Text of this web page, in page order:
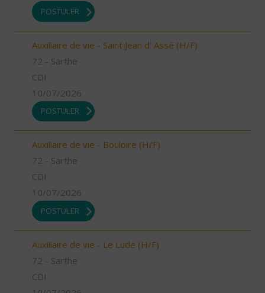
POSTULER
Auxiliaire de vie - Saint Jean d' Assé (H/F)
72 - Sarthe
CDI
10/07/2026
POSTULER
Auxiliaire de vie - Bouloire (H/F)
72 - Sarthe
CDI
10/07/2026
POSTULER
Auxiliaire de vie - Le Lude (H/F)
72 - Sarthe
CDI